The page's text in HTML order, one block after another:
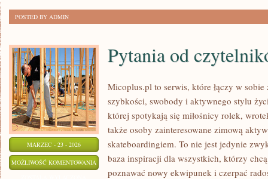
POSTED BY ADMIN
MARZEC - 23 - 2026
MOŻLIWOŚĆ KOMENTOWANIA PYTANIA
Pytania od
Micoplus.pl to serwis, które łączy w sobie
szybkości, swobody i aktywnego stylu
której spotykają się miłośnicy rolek,
także osoby zainteresowane zimową
skateboardingiem. To nie jest jedynie
baza inspiracji dla wszystkich, którzy
poznawać nowy ekwipunek i czerpać